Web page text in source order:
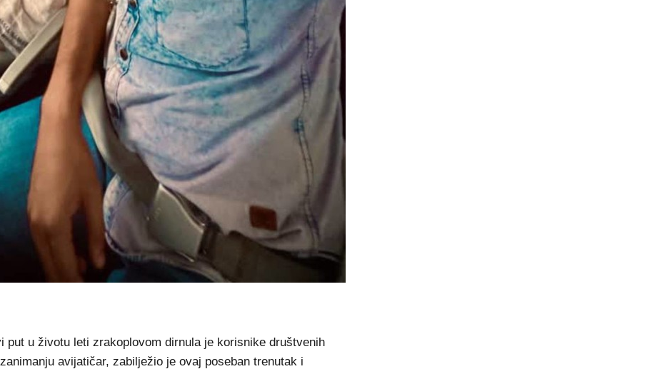
put u životu leti zrakoplovom dirnula je korisnike društvenih
avijatičar, zabilježio je ovaj poseban trenutak i